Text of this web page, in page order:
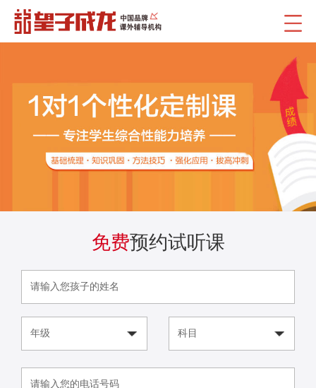
免费预约试听课